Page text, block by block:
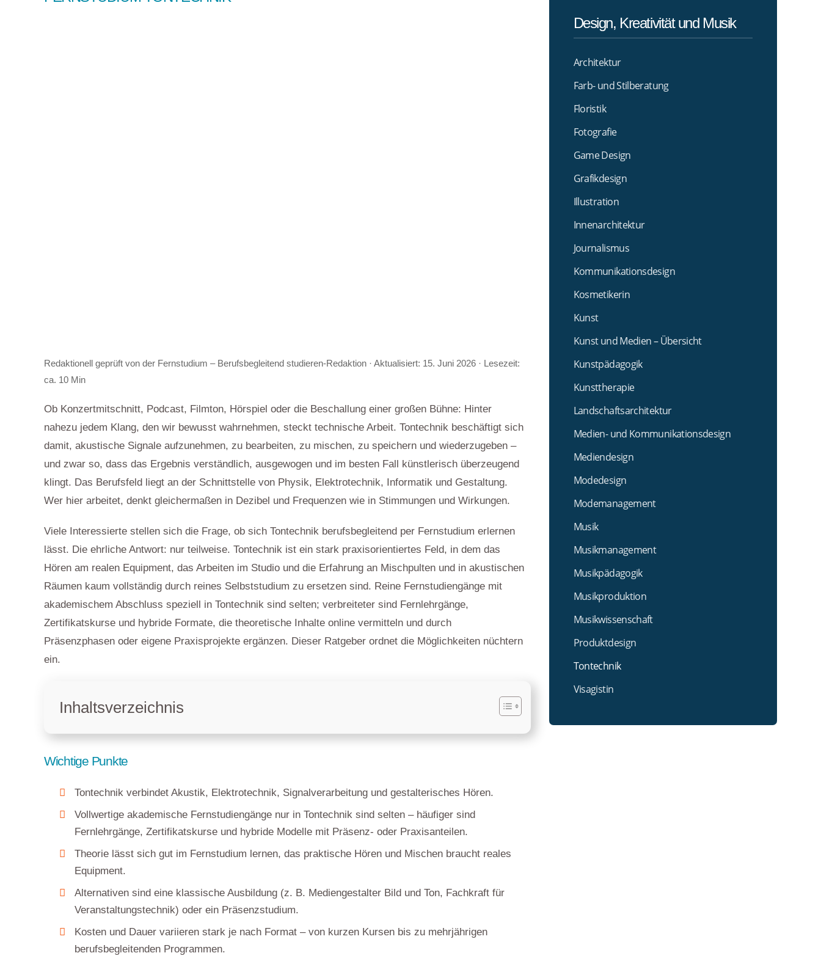
Redaktionell geprüft von der Fernstudium – Berufsbegleitend studieren-Redaktion · Aktualisiert: 15. Juni 2026 · Lesezeit:
ca. 10 Min
Ob Konzertmitschnitt, Podcast, Filmton, Hörspiel oder die Beschallung einer großen Bühne: Hinter
nahezu jedem Klang, den wir bewusst wahrnehmen, steckt technische Arbeit. Tontechnik beschäftigt sich
damit, akustische Signale aufzunehmen, zu bearbeiten, zu mischen, zu speichern und wiederzugeben –
und zwar so, dass das Ergebnis verständlich, ausgewogen und im besten Fall künstlerisch überzeugend
klingt. Das Berufsfeld liegt an der Schnittstelle von Physik, Elektrotechnik, Informatik und Gestaltung.
Wer hier arbeitet, denkt gleichermaßen in Dezibel und Frequenzen wie in Stimmungen und Wirkungen.
Viele Interessierte stellen sich die Frage, ob sich Tontechnik berufsbegleitend per Fernstudium erlernen
lässt. Die ehrliche Antwort: nur teilweise. Tontechnik ist ein stark praxisorientiertes Feld, in dem das
Hören am realen Equipment, das Arbeiten im Studio und die Erfahrung an Mischpulten und in akustischen
Räumen kaum vollständig durch reines Selbststudium zu ersetzen sind. Reine Fernstudiengänge mit
akademischem Abschluss speziell in Tontechnik sind selten; verbreiteter sind Fernlehrgänge,
Zertifikatskurse und hybride Formate, die theoretische Inhalte online vermitteln und durch
Präsenzphasen oder eigene Praxisprojekte ergänzen. Dieser Ratgeber ordnet die Möglichkeiten nüchtern
ein.
Inhaltsverzeichnis
Wichtige Punkte
Tontechnik verbindet Akustik, Elektrotechnik, Signalverarbeitung und gestalterisches Hören.
Vollwertige akademische Fernstudiengänge nur in Tontechnik sind selten – häufiger sind
Fernlehrgänge, Zertifikatskurse und hybride Modelle mit Präsenz- oder Praxisanteilen.
Theorie lässt sich gut im Fernstudium lernen, das praktische Hören und Mischen braucht reales
Equipment.
Alternativen sind eine klassische Ausbildung (z. B. Mediengestalter Bild und Ton, Fachkraft für
Veranstaltungstechnik) oder ein Präsenzstudium.
Kosten und Dauer variieren stark je nach Format – von kurzen Kursen bis zu mehrjährigen
berufsbegleitenden Programmen.
Design, Kreativität und Musik
Architektur
Farb- und Stilberatung
Floristik
Fotografie
Game Design
Grafikdesign
Illustration
Innenarchitektur
Journalismus
Kommunikationsdesign
Kosmetikerin
Kunst
Kunst und Medien – Übersicht
Kunstpädagogik
Kunsttherapie
Landschaftsarchitektur
Medien- und Kommunikationsdesign
Mediendesign
Modedesign
Modemanagement
Musik
Musikmanagement
Musikpädagogik
Musikproduktion
Musikwissenschaft
Produktdesign
Tontechnik
Visagistin